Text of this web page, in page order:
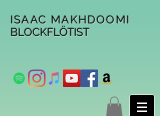
ISAAC MAKHDOOMI
BLOCKFLÖTIST